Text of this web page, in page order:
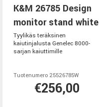
K&M 26785 Design
monitor stand white
Tyylikäs teräksinen
kaiutinjalusta Genelec 8000-
sarjan kaiuttimille
Tuotenumero 25526785W
€256,00